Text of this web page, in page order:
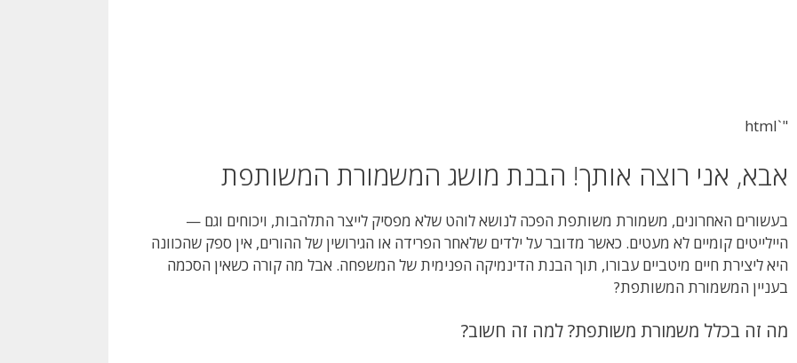
"`html
אבא, אני רוצה אותך! הבנת מושג המשמורת המשותפת
בעשורים האחרונים, משמורת משותפת הפכה לנושא לוהט שלא מפסיק לייצר התלהבות, ויכוחים וגם —
היילייטים קומיים לא מעטים. כאשר מדובר על ילדים שלאחר הפרידה או הגירושין של ההורים, אין ספק שהכוונה
היא ליצירת חיים מיטביים עבורו, תוך הבנת הדינמיקה הפנימית של המשפחה. אבל מה קורה כשאין הסכמה
בעניין המשמורת המשותפת?
מה זה בכלל משמורת משותפת? למה זה חשוב?